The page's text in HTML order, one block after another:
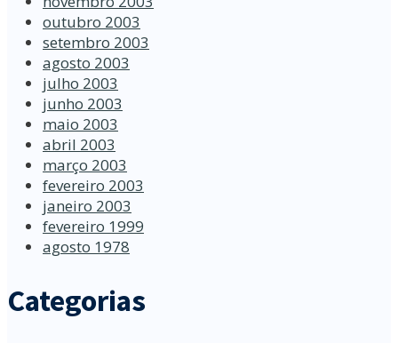
outubro 2003
setembro 2003
agosto 2003
julho 2003
junho 2003
maio 2003
abril 2003
março 2003
fevereiro 2003
janeiro 2003
fevereiro 1999
agosto 1978
Categorias